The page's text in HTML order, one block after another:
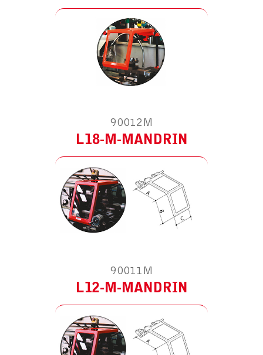
90012M
L18-M-MANDRIN
90011M
L12-M-MANDRIN
MODÈLE :POUR TOUR
AVEC RUPTEUR DE SÉCURITÉ
MODÈLE :